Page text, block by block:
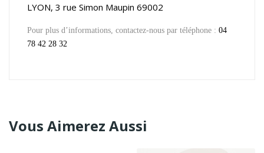
LYON, 3 rue Simon Maupin 69002
Pour plus d’informations, contactez-nous par téléphone : 04
78 42 28 32
Vous Aimerez Aussi